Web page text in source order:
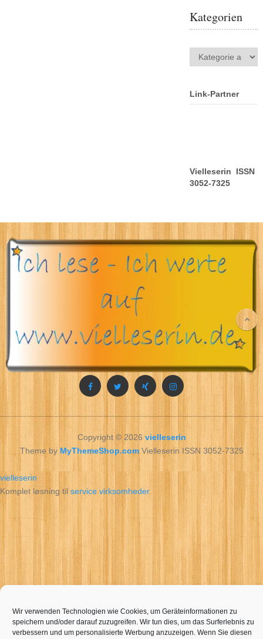
Kategorien
Kategorien
Link-Partner
Vielleserin ISSN
3052-7325
Copyright © 2026vielleserin
Theme by MyThemeShop.comVielleserin ISSN 3052-7325
vielleserin
Wir verwenden Technologien wie Cookies, um Geräteinformationen zu
speichern und/oder darauf zuzugreifen. Wir tun dies, um das Surferlebnis zu
verbessern und um personalisierte Werbung anzuzeigen. Wenn Sie diesen
Komplet løsning tilservice virksomheder.